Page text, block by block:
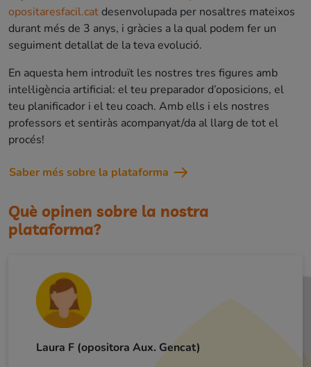
opositaresfacil.catdesenvolupada per nosaltres mateixos
durant més de 3 anys, i gràcies a la qual podem fer un
seguiment detallat de la teva evolució.
En aquesta hem introduït les nostres tres figures amb
intel·ligència artificial: el teu preparador d’oposicions, el
teu planificador i el teu coach. Amb ells i els nostres
professors et sentiràs acompanyat/da al llarg de tot el
procés!
Saber més sobre la plataforma
Què opinen sobre la nostra
plataforma?
Laura F (opositora Aux. Gencat)